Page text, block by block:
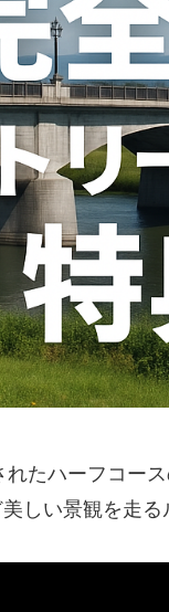
れたハーフコー
しい景観を走る